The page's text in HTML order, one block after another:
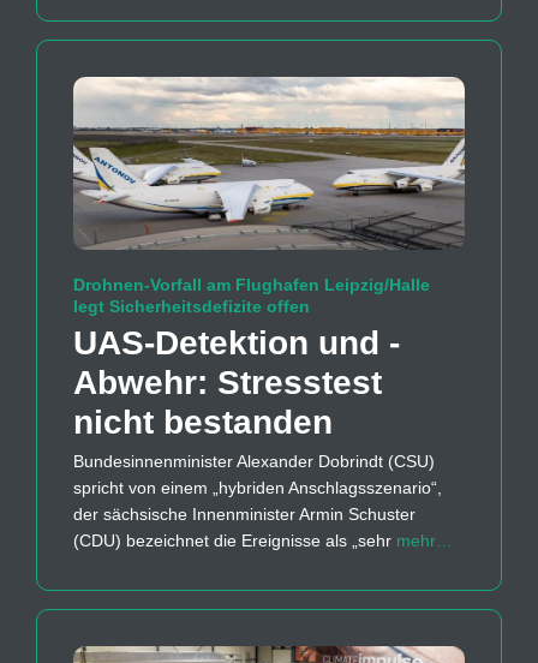
Drohnen-Vorfall am Flughafen Leipzig/Halle
legt Sicherheitsdefizite offen
UAS-Detektion und -
Abwehr: Stresstest
nicht bestanden
Bundesinnenminister Alexander Dobrindt (CSU)
spricht von einem „hybriden Anschlagsszenario“,
der sächsische Innenminister Armin Schuster
(CDU) bezeichnet die Ereignisse als „sehr mehr…